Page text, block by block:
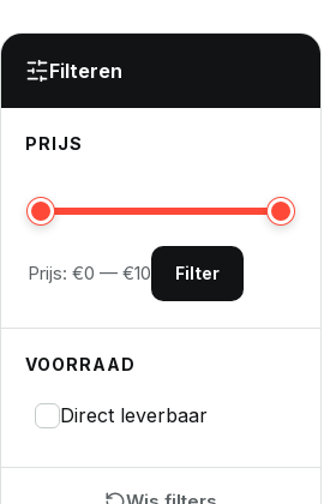
Filteren
PRIJS
Min. prijs
Max. prijs
Filter
Prijs: €0 — €10
VOORRAAD
Direct leverbaar